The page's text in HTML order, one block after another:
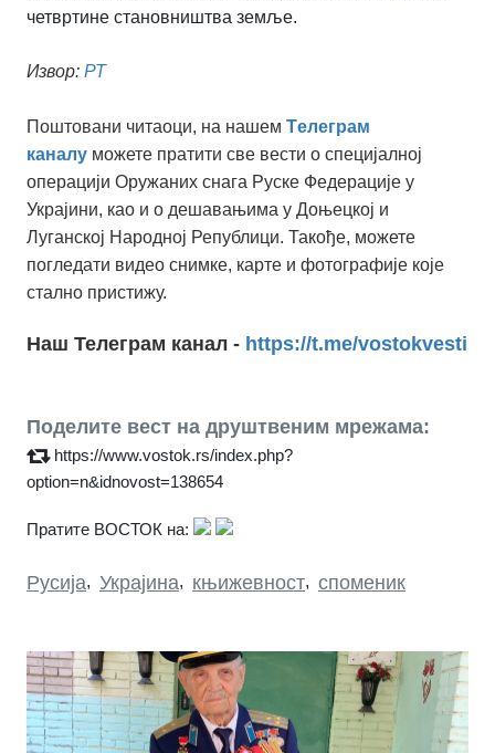
четвртине становништва земље.
Извор: РТ
Поштовани читаоци, на нашем Tелеграм
каналу можете пратити све вести о специјалној
операцији Оружаних снага Руске Федерације у
Украјини, као и о дешавањима у Доњецкој и
Луганској Народној Републици. Такође, можете
погледати видео снимке, карте и фотографије које
стално пристижу.
Наш Телеграм канал - https://t.me/vostokvesti
Поделите вест на друштвеним мрежама:
https://www.vostok.rs/index.php?
option=n&idnovost=138654
Пратите ВОСТОК на:
Русија, Украјина, књижевност, споменик